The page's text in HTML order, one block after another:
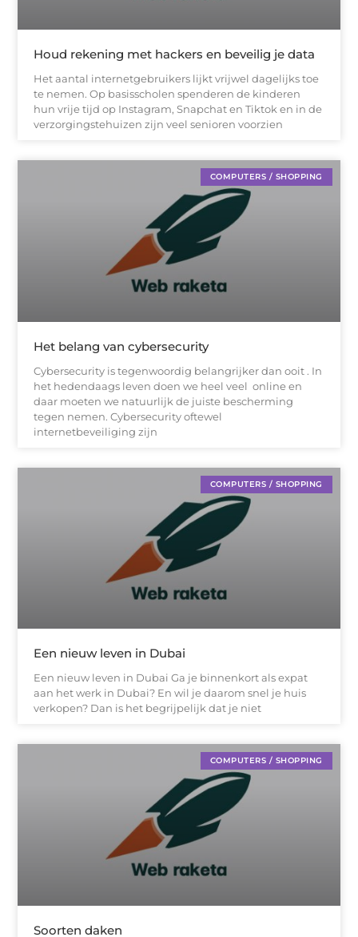
Houd rekening met hackers en beveilig je data
Het aantal internetgebruikers lijkt vrijwel dagelijks toe
te nemen. Op basisscholen spenderen de kinderen
hun vrije tijd op Instagram, Snapchat en Tiktok en in de
verzorgingstehuizen zijn veel senioren voorzien
COMPUTERS / SHOPPING
Het belang van cybersecurity
Cybersecurity is tegenwoordig belangrijker dan ooit . In
het hedendaags leven doen we heel veel online en
daar moeten we natuurlijk de juiste bescherming
tegen nemen. Cybersecurity oftewel
internetbeveiliging zijn
COMPUTERS / SHOPPING
Een nieuw leven in Dubai
Een nieuw leven in Dubai Ga je binnenkort als expat
aan het werk in Dubai? En wil je daarom snel je huis
verkopen? Dan is het begrijpelijk dat je niet
COMPUTERS / SHOPPING
Soorten daken